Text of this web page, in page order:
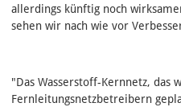
allerdings künftig noch
sehen wir nach wie vor
"Das Wasserstoff-Kernnetz,
Fernleitungsnetzbetreibern